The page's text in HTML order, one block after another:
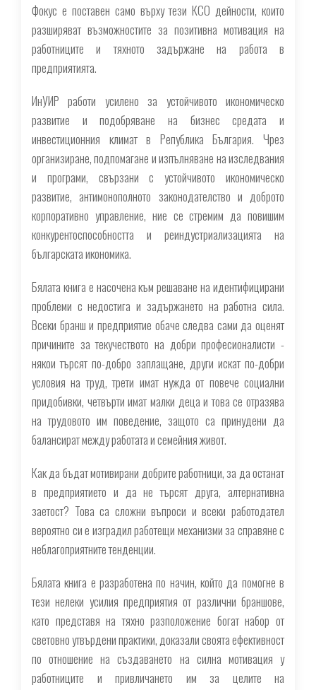
Фокус е поставен само върху тези КСО дейности, които
разширяват възможностите за позитивна мотивация на
работниците и тяхното задържане на работа в
предприятията.
ИнУИР работи усилено за устойчивото икономическо
развитие и подобряване на бизнес средата и
инвестиционния климат в Република България. Чрез
организиране, подпомагане и изпълняване на изследвания
и програми, свързани с устойчивото икономическо
развитие, антимонополното законодателство и доброто
корпоративно управление, ние се стремим да повишим
конкурентоспособността и реиндустриализацията на
българската икономика.
Бялата книга е насочена към решаване на идентифицирани
проблеми с недостига и задържането на работна сила.
Всеки бранш и предприятие обаче следва сами да оценят
причините за текучеството на добри професионалисти -
някои търсят по-добро заплащане, други искат по-добри
условия на труд, трети имат нужда от повече социални
придобивки, четвърти имат малки деца и това се отразява
на трудовото им поведение, защото са принудени да
балансират между работата и семейния живот.
Как да бъдат мотивирани добрите работници, за да останат
в предприятието и да не търсят друга, алтернативна
заетост? Това са сложни въпроси и всеки работодател
вероятно си е изградил работещи механизми за справяне с
неблагоприятните тенденции.
Бялата книга е разработена по начин, който да помогне в
тези нелеки усилия предприятия от различни браншове,
като представя на тяхно разположение богат набор от
световно утвърдени практики, доказали своята ефективност
по отношение на създаването на силна мотивация у
работниците и привличането им за целите на